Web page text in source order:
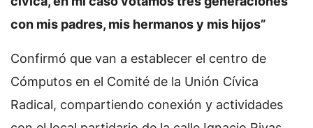
con mis padres, mis hermanos y mis hijos”
Confirmó que van a establecer el centro de
Cómputos en el Comité de la Unión Cívica
Radical, compartiendo conexión y actividades